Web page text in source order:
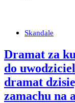
Skandale
Dramat za
do
dramat
zamachu na